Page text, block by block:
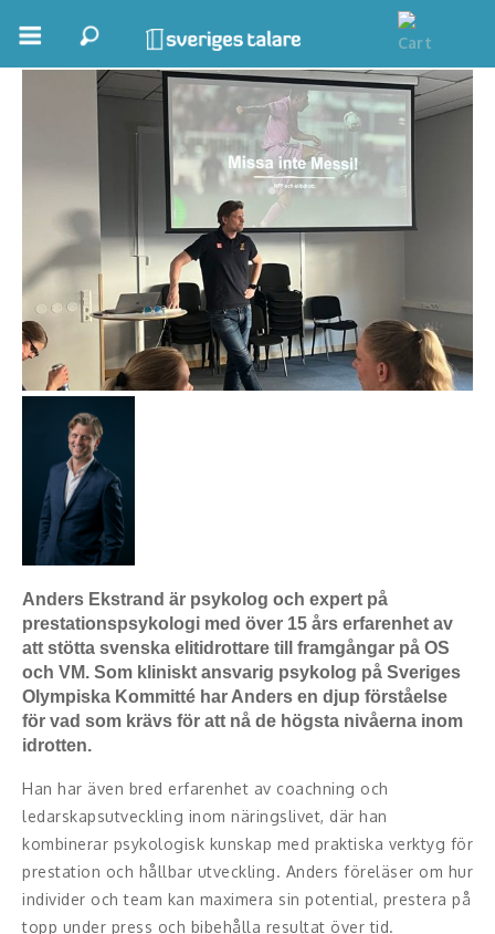
Boka ett möte
Samhällsnytta
Inspiration
Inspirerande Föreläsare
Personlig utveckling, målsättning
Life Stories & Trivsel
Keynote
Moderator, konferencier
Moderator
Konferencier
Workshopledare, facilitator
Radio och TV-profiler
Underhållning och event
Event
Ljus och belysning
Komiker
Anders Ekstrand
Anders Ekstrand är psykolog och expert på
prestationspsykologi med över 15 års erfarenhet av
att stötta svenska elitidrottare till framgångar på OS
och VM. Som kliniskt ansvarig psykolog på Sveriges
Olympiska Kommitté har Anders en djup förståelse
för vad som krävs för att nå de högsta nivåerna inom
idrotten.
Han har även bred erfarenhet av coachning och
ledarskapsutveckling inom näringslivet, där han
kombinerar psykologisk kunskap med praktiska verktyg för
prestation och hållbar utveckling. Anders föreläser om hur
individer och team kan maximera sin potential, prestera på
topp under press och bibehålla resultat över tid.